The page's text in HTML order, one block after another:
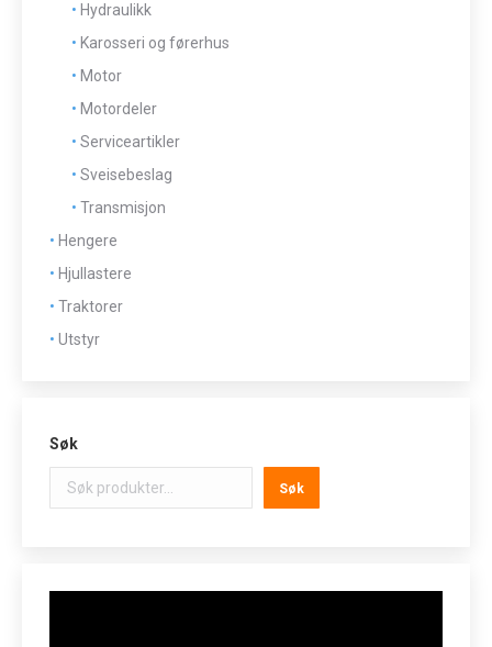
Hydraulikk
Karosseri og førerhus
Motor
Motordeler
Serviceartikler
Sveisebeslag
Transmisjon
Hengere
Hjullastere
Traktorer
Utstyr
Søk
Søk